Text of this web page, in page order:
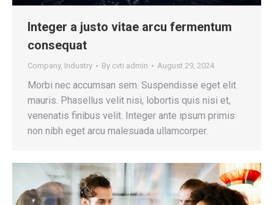
Integer a justo vitae arcu fermentum
consequat
Company, Industry By cvti admin August 29, 2024
Morbi nec accumsan sem. Suspendisse eget elit
mauris. Phasellus velit nisi, lobortis quis nisi et,
venenatis finibus velit. Integer ante ipsum primis
non nibh eget arcu malesuada ullamcorper.